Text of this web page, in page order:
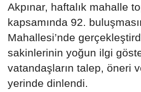
Akpınar, haftalık mahalle
kapsamında 92.
Mahallesi’nde
sakinlerinin yoğun ilgi
vatandaşların talep, öneri
yerinde dinlendi.